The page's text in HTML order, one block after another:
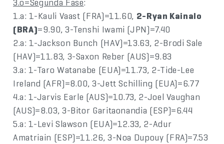
1.a: 1-Kauli Vaast (FRA)=11.60, 2-Ryan Kainalo
(BRA)=9.90, 3-Tenshi Iwami (JPN)=7.40
2.a: 1-Jackson Bunch (HAV)=13.63, 2-Brodi Sale
(HAV)=11.83, 3-Saxon Reber (AUS)=9.83
3.a: 1-Taro Watanabe (EUA)=11.73, 2-Tide-Lee
Ireland (AFR)=8.00, 3-Jett Schilling (EUA)=6.77
4.a: 1-Jarvis Earle (AUS)=10.73, 2-Joel Vaughan
(AUS)=8.03, 3-Bitor Garitaonandia (ESP)=6.44
5.a: 1-Levi Slawson (EUA)=12.33, 2-Adur
Amatriain (ESP)=11.26, 3-Noa Dupouy (FRA)=7.53